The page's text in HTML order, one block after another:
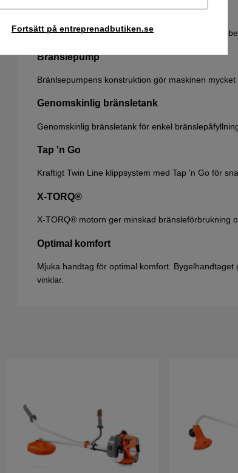
Fortsätt på entreprenadbutiken.se
Lättservad startapparat
Den lättservade startapparaten gör det lätt att vid
Bränslepump
Bränlsepumpens konstruktion gör maskinen mycket
Genomskinlig bränsletank
Genomskinlig bränsletank för enkel
Tap 'n Go
Kraftigt Twin Line klippsystem med Tap 'n Go för
X-TORQ®
X-TORQ® motorn ger minskad bränsleförbrukning
Optimal komfort
Mjuka handtag för optimal komfort.
vinklar.